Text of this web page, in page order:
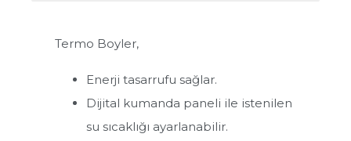
Isı Pompası
Termo Boyler,
Enerji tasarrufu sağlar.
Dijital kumanda paneli ile istenilen
su sıcaklığı ayarlanabilir.